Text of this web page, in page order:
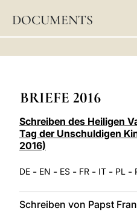
DOCUMENTS
BRIEFE 2016
Schreiben des Heiligen
Tag der Unschuldigen
2016)
DE - EN - ES - FR - IT - PL -
Schreiben von Papst